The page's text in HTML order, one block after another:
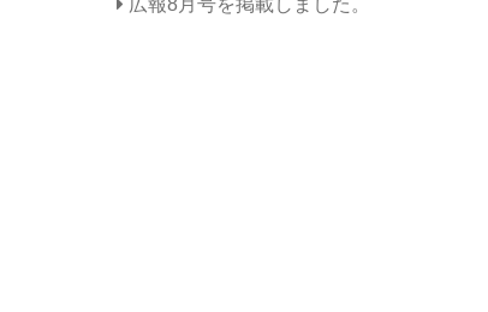
広報8月号を掲載しました。